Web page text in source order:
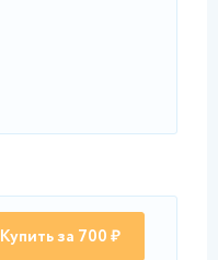
Купить за 700 ₽